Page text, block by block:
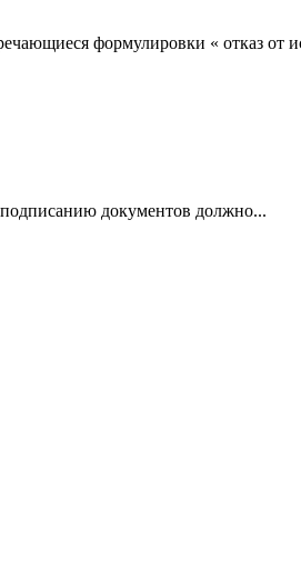
формулировки « отказ от
документов должно...